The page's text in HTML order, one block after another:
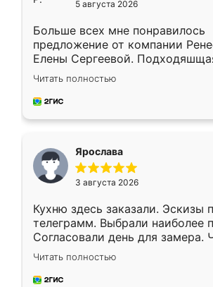
5 августа 2026
Больше всех мне понравилось
предложение от компании
Елены Сергеевой.
короткие сроки изготовления.
для замера сотрудник Владислав
предложил по моему эскизу
Читать полностью
Ярослава
3 августа 2026
Кухню здесь заказали. Эскизы
телеграмм. Выбрали наиболее
Согласовали день для замера.
недели кухня была уже готова.
довольны работой. Спасибо
мебель за качественную работу!
Читать полностью